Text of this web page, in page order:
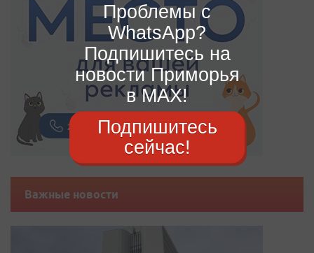
Важные новости
Проблемы с
WhatsApp?
Подпишитесь на
новости Приморья
в MAX!
Подпишитесь
сейчас!